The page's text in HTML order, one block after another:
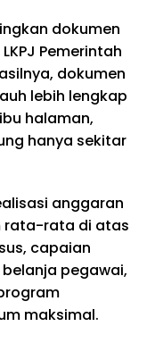
dokumen
Pemerintah
dokumen
lebih lengkap
halaman,
hanya sekitar
anggaran
rata-rata di atas
capaian
pegawai,
maksimal.